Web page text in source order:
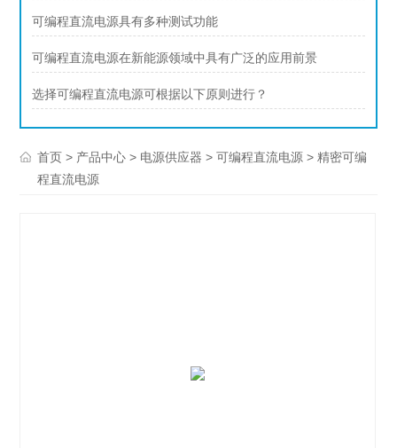
可编程直流电源具有多种测试功能
可编程直流电源在新能源领域中具有广泛的应用前景
选择可编程直流电源可根据以下原则进行？
首页 > 产品中心 > 电源供应器 >可编程直流电源 > 精密可编
程直流电源